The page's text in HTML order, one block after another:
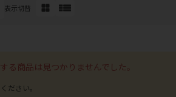
表示切替
る商品は見つかりませんでした。